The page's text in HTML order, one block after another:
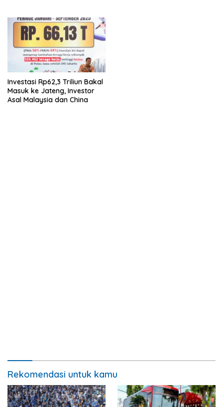
Investasi Rp62,3 Triliun Bakal
Masuk ke Jateng, Investor
Asal Malaysia dan China
Rekomendasi untuk kamu